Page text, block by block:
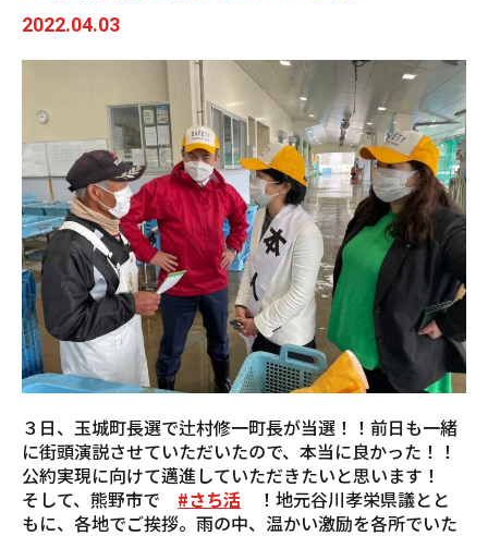
2022.04.03
３日、玉城町長選で辻村修一町長が当選！！前日も一緒
に街頭演説させていただいたので、本当に良かった！！
公約実現に向けて邁進していただきたいと思います！
そして、熊野市で #さち活 ！地元谷川孝栄県議とと
もに、各地でご挨拶。雨の中、温かい激励を各所でいた